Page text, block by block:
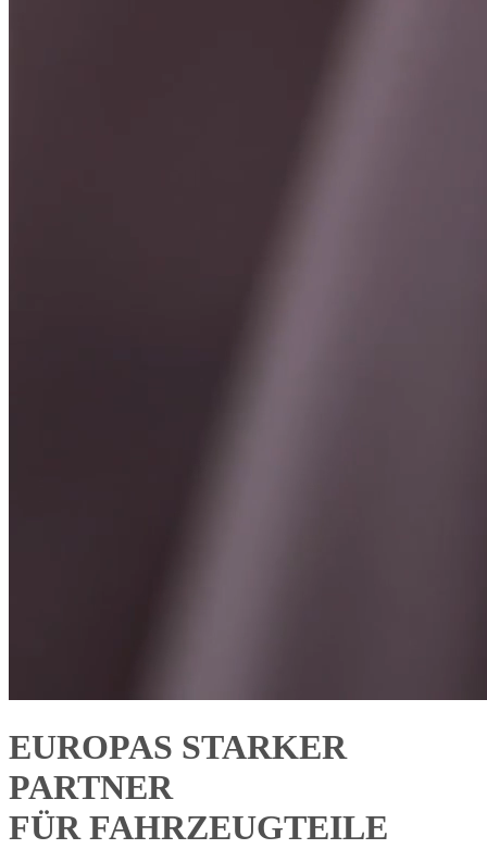
EUROPAS STARKER
PARTNER
FÜR FAHRZEUGTEILE